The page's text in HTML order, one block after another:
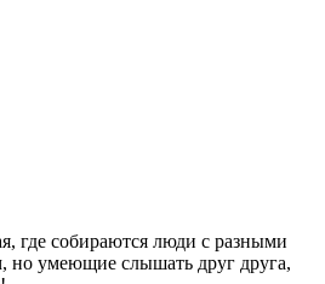
где собираются люди с разными
но умеющие слышать друг друга,